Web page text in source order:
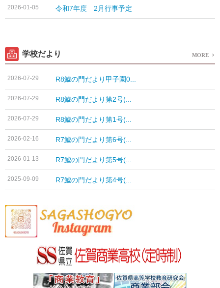
2026-01-05 令和7年度 2月行事予定
学校だより MORE
2026-07-29 R8鯱の門だより甲子園0...
2026-07-29 R8鯱の門だより第2号(...
2026-07-29 R8鯱の門だより第1号(...
2026-02-16 R7鯱の門だより第6号(...
2026-01-13 R7鯱の門だより第5号(...
2025-09-09 R7鯱の門だより第4号(...